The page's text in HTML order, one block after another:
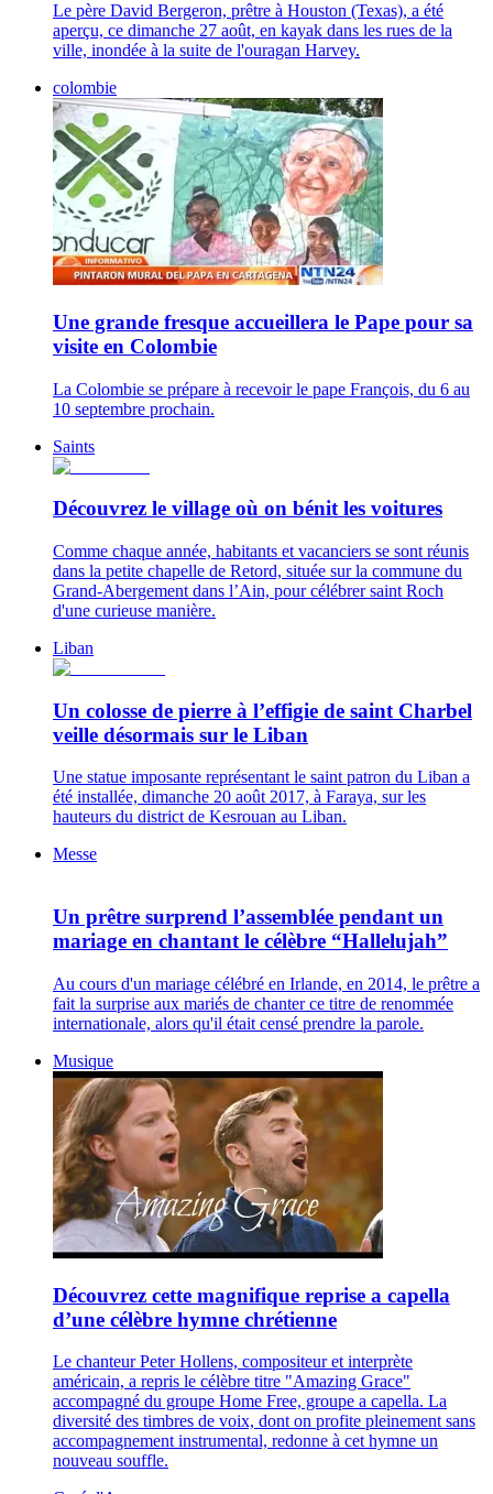
Le père David Bergeron, prêtre à Houston (Texas), a été
aperçu, ce dimanche 27 août, en kayak dans les rues de la
ville, inondée à la suite de l'ouragan Harvey.
colombie
Une grande fresque accueillera le Pape pour sa
visite en Colombie
La Colombie se prépare à recevoir le pape François, du 6 au
10 septembre prochain.
Saints
Découvrez le village où on bénit les voitures
Comme chaque année, habitants et vacanciers se sont réunis
dans la petite chapelle de Retord, située sur la commune du
Grand-Abergement dans l’Ain, pour célébrer saint Roch
d'une curieuse manière.
Liban
Un colosse de pierre à l’effigie de saint Charbel
veille désormais sur le Liban
Une statue imposante représentant le saint patron du Liban a
été installée, dimanche 20 août 2017, à Faraya, sur les
hauteurs du district de Kesrouan au Liban.
Messe
Un prêtre surprend l’assemblée pendant un
mariage en chantant le célèbre “Hallelujah”
Au cours d'un mariage célébré en Irlande, en 2014, le prêtre a
fait la surprise aux mariés de chanter ce titre de renommée
internationale, alors qu'il était censé prendre la parole.
Musique
Découvrez cette magnifique reprise a capella
d’une célèbre hymne chrétienne
Le chanteur Peter Hollens, compositeur et interprète
américain, a repris le célèbre titre "Amazing Grace"
accompagné du groupe Home Free, groupe a capella. La
diversité des timbres de voix, dont on profite pleinement sans
accompagnement instrumental, redonne à cet hymne un
nouveau souffle.